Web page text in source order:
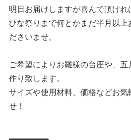
明日お届けしますが喜んで頂けれ
ひな祭りまで何とかまだ半月以上
ださいませ。
ご希望によりお雛様の台座や、
作り致します。
サイズや使用材料、価格などお気
せ！